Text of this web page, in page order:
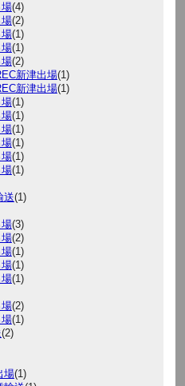
(4)
(2)
(1)
(1)
(2)
新津出場(1)
新津出場(1)
(1)
(1)
(1)
(1)
(1)
(1)
送(1)
(3)
(2)
(1)
(1)
(1)
(2)
(1)
(2)
場(1)